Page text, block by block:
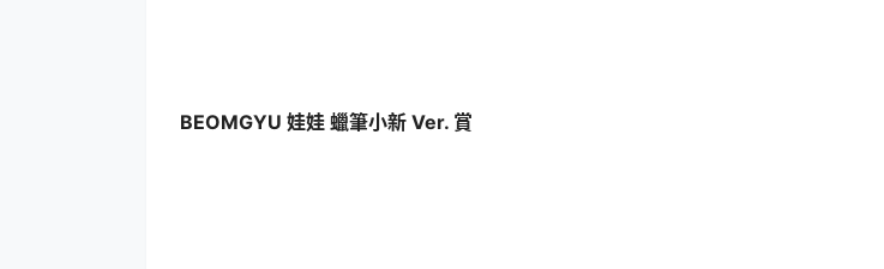
BEOMGYU 娃娃 蠟筆小新 Ver. 賞